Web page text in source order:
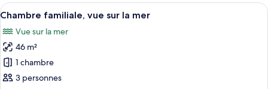
la
ville
vue
la
ville
Afficher
toutes
les
photos
pour
ce
Un salon moderne et minimaliste,
3
Chambre familiale, vue sur la mer
Vue sur la mer
46 m²
1 chambre
3 personnes